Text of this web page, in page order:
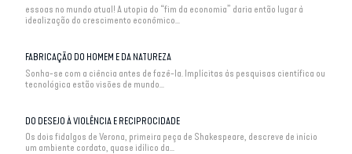
essoas no mundo atual! A utopia do “fim da economia” daria então lugar à
idealização do crescimento econômico...
FABRICAÇÃO DO HOMEM E DA NATUREZA
Sonha-se com a ciência antes de fazê-la. Implícitas às pesquisas científica ou
tecnológica estão visões de mundo...
DO DESEJO À VIOLÊNCIA E RECIPROCIDADE
Os dois fidalgos de Verona, primeira peça de Shakespeare, descreve de início
um ambiente cordato, quase idílico da...